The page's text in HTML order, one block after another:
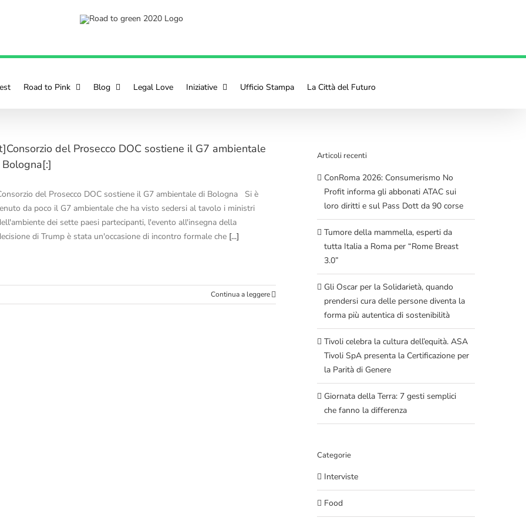
Road to Pink Blog Legal Love Iniziative Ufficio Stampa La Città del Futuro
del Prosecco DOC sostiene il G7 ambientale
del Prosecco DOC sostiene il G7 ambientale di Bologna Si è
da poco il G7 ambientale che ha visto sedersi al tavolo i ministri
dei sette paesi partecipanti, l'evento all'insegna della
di Trump è stata un'occasione di incontro formale che [...]
Continua a leggere
Articoli recenti
ConRoma 2026: Consumerismo No
Profit informa gli abbonati ATAC sui
loro diritti e sul Pass Dott da 90 corse
Tumore della mammella, esperti da
tutta Italia a Roma per “Rome Breast
3.0”
Gli Oscar per la Solidarietà, quando
prendersi cura delle persone diventa la
forma più autentica di sostenibilità
Tivoli celebra la cultura dell’equità. ASA
Tivoli SpA presenta la Certificazione per
la Parità di Genere
Giornata della Terra: 7 gesti semplici
che fanno la differenza
Categorie
Interviste
Food